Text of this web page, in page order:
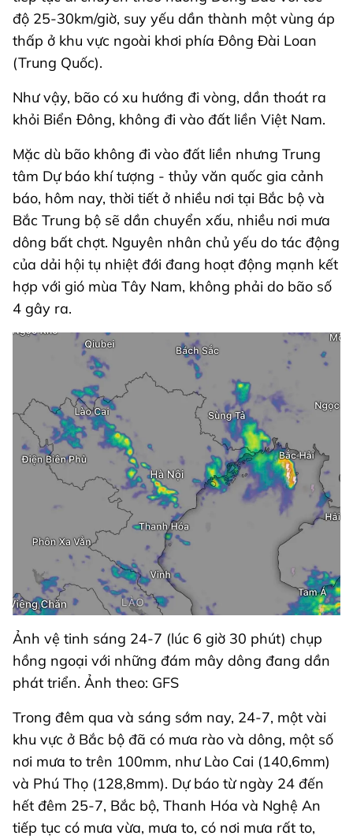
độ 25-30km/giờ, suy yếu dần thành một vùng áp
thấp ở khu vực ngoài khơi phía Đông Đài Loan
(Trung Quốc).
Như vậy, bão có xu hướng đi vòng, dần thoát ra
khỏi Biển Đông, không đi vào đất liền Việt Nam.
Mặc dù bão không đi vào đất liền nhưng Trung
tâm Dự báo khí tượng - thủy văn quốc gia cảnh
báo, hôm nay, thời tiết ở nhiều nơi tại Bắc bộ và
Bắc Trung bộ sẽ dần chuyển xấu, nhiều nơi mưa
dông bất chợt. Nguyên nhân chủ yếu do tác động
của dải hội tụ nhiệt đới đang hoạt động mạnh kết
hợp với gió mùa Tây Nam, không phải do bão số
4 gây ra.
Ảnh vệ tinh sáng 24-7 (lúc 6 giờ 30 phút) chụp
hồng ngoại với những đám mây dông đang dần
phát triển. Ảnh theo: GFS
Trong đêm qua và sáng sớm nay, 24-7, một vài
khu vực ở Bắc bộ đã có mưa rào và dông, một số
nơi mưa to trên 100mm, như Lào Cai (140,6mm)
và Phú Thọ (128,8mm). Dự báo từ ngày 24 đến
hết đêm 25-7, Bắc bộ, Thanh Hóa và Nghệ An
tiếp tục có mưa vừa, mưa to, có nơi mưa rất to,